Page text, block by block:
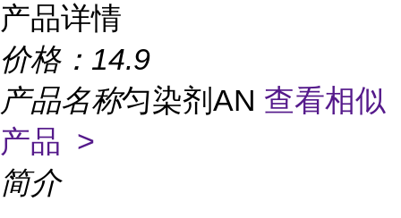
产品详情
价格： 14.9
产品名称匀染剂AN 查看相似
产品 >
简介